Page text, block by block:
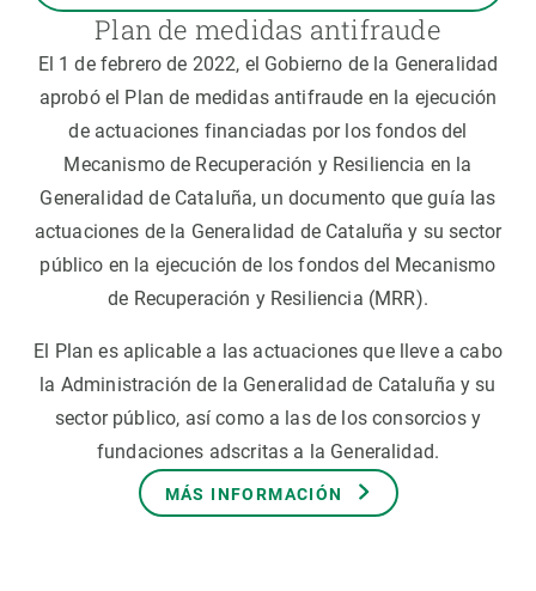
Plan de medidas antifraude
El 1 de febrero de 2022, el Gobierno de la Generalidad
aprobó el Plan de medidas antifraude en la ejecución
de actuaciones financiadas por los fondos del
Mecanismo de Recuperación y Resiliencia en la
Generalidad de Cataluña, un documento que guía las
actuaciones de la Generalidad de Cataluña y su sector
público en la ejecución de los fondos del Mecanismo
de Recuperación y Resiliencia (MRR).
El Plan es aplicable a las actuaciones que lleve a cabo
la Administración de la Generalidad de Cataluña y su
sector público, así como a las de los consorcios y
fundaciones adscritas a la Generalidad.
MÁS INFORMACIÓN